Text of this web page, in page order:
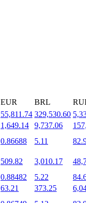
EUR BRL
55,811.74 329,530.60
1,649.14 9,737.06
0.86688 5.11
509.82 3,010.17
0.88482 5.22
63.21 373.25